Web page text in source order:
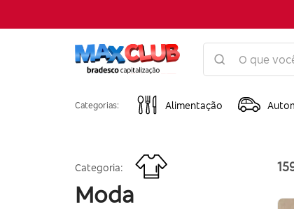
Categorias: Alimentação
Categoria:
Moda